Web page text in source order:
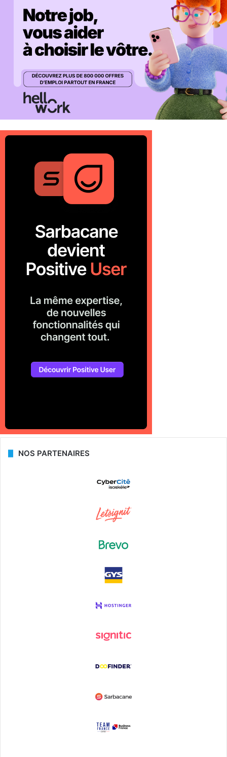
NOS PARTENAIRES